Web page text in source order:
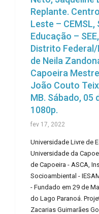
Replante.
Leste –
Educação –
Distrito Federal/
de Neila
Capoeira
João Couto
MB. Sábado, 05
1080p.
fev 17, 2022
Universidade Livre de
Universidade da
de Capoeira - ASCA,
Socioambiental -
- Fundado em 29 de
do Lago Paranoá.
Zacarias Guimarães